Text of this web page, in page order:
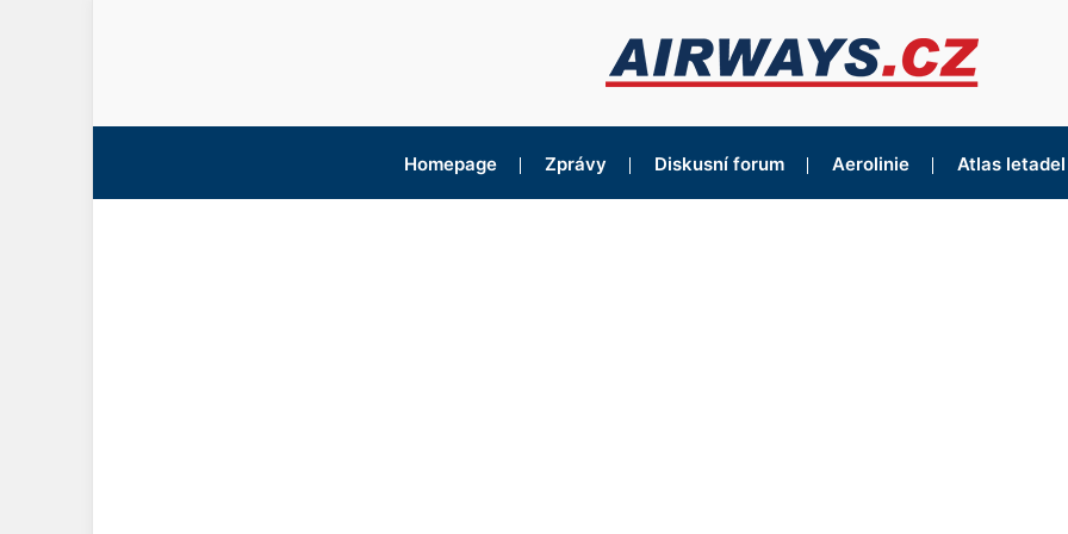
Homepage Zprávy Diskusní forum Aerolinie Atlas letadel